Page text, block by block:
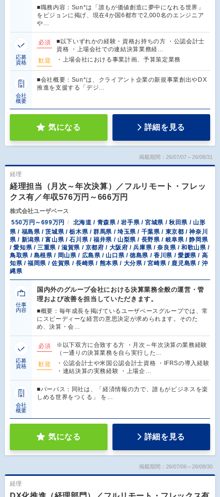
■職務内容：Sun*は「誰もが価値創造に夢中になれる世界」
をビジョンに掲げ、現在4か国6都市で2,000名のエンジニア
や…
応募
資格
必須
■以下いずれかの経験・資格お持ちの方 ・公認会計士
資格 ・上場会社での連結決算業務経…
歓迎
・上場会社における事業計画、予算策定業務
会社
概要
■会社概要：Sun*は、クライアント企業の新規事業創出やDX
推進を支援する「デジ…
気になる 詳細を見る
掲載期間：26/07/07～26/08/31
経理
経理担当（月次～年次決算）／フルリモート・フレッ
クス有／年収576万円～666万円
株式会社ユーザベース
550万円～699万円
北海道 / 青森県 / 岩手県 / 宮城県 / 秋田県 / 山形
県 / 福島県 / 茨城県 / 栃木県 / 群馬県 / 埼玉県 / 千葉県 / 東京都 / 神奈川
県 / 新潟県 / 富山県 / 石川県 / 福井県 / 山梨県 / 長野県 / 岐阜県 / 静岡県
/ 愛知県 / 三重県 / 滋賀県 / 京都府 / 大阪府 / 兵庫県 / 奈良県 / 和歌山県 /
鳥取県 / 島根県 / 岡山県 / 広島県 / 山口県 / 徳島県 / 香川県 / 愛媛県 / 高
知県 / 福岡県 / 佐賀県 / 長崎県 / 熊本県 / 大分県 / 宮崎県 / 鹿児島県 / 沖
縄県
仕事
内容
国内外のグループ会社における決算業務全般の運営・管
理および改善を担当していただきます。
■概要：毎年成長を掲げているユーザベースグループでは、常
にスピーディーな経営の意思決定が求められます。そのた
め、決算・会…
応募
資格
必須
※以下双方に合致する方 ・月次～年次決算の業務経験
（一通りの決算業務を自ら実行した…
歓迎
・公認会計士や米国公認会計士資格 ・IFRSの導入経験
・連結決算の実務経験 ・上場企…
会社
概要
■パーパス：同社は、「経済情報の力で、誰もがビジネスを楽
しめる世界をつくる」 を…
気になる 詳細を見る
掲載期間：26/07/06～26/08/30
経理